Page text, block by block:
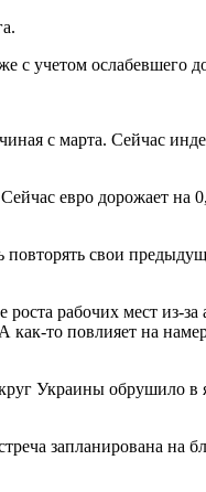
с учетом ослабевшего
с марта. Сейчас
евро дорожает на
повторять свои
рабочих мест из-за
то повлияет на
Украины обрушило в
запланирована на